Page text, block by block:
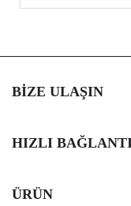
BIZE ULAŞIN
HIZLI
ÜRÜN